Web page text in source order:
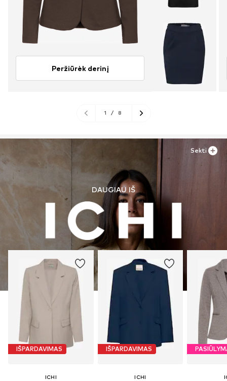
Peržiūrėk derinį
1 / 8
DAUGIAU IŠ
IŠPARDAVIMAS
ICHI
IŠPARDAVIMAS
ICHI
Sekti